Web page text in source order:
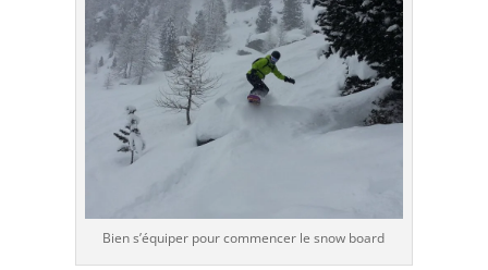
Bien s’équiper pour commencer le snow board